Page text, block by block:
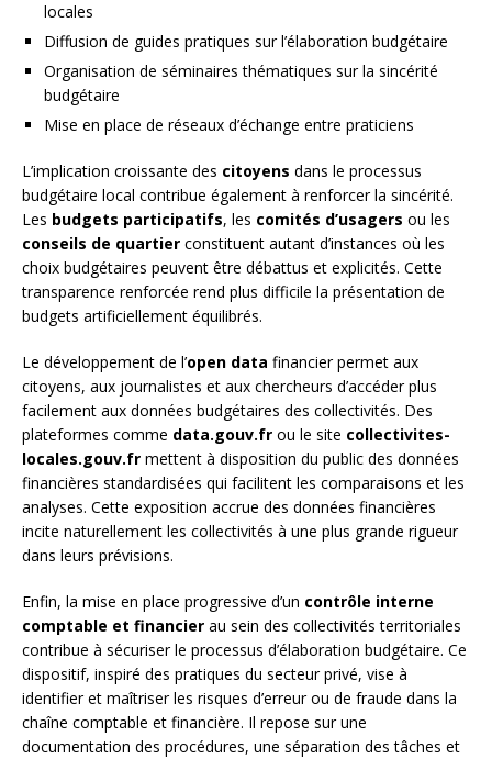
locales
Diffusion de guides pratiques sur l’élaboration budgétaire
Organisation de séminaires thématiques sur la sincérité
budgétaire
Mise en place de réseaux d’échange entre praticiens
L’implication croissante des citoyens dans le processus
budgétaire local contribue également à renforcer la sincérité.
Les budgets participatifs, les comités d’usagers ou les
conseils de quartier constituent autant d’instances où les
choix budgétaires peuvent être débattus et explicités. Cette
transparence renforcée rend plus difficile la présentation de
budgets artificiellement équilibrés.
Le développement de l’open data financier permet aux
citoyens, aux journalistes et aux chercheurs d’accéder plus
facilement aux données budgétaires des collectivités. Des
plateformes comme data.gouv.fr ou le site collectivites-
locales.gouv.fr mettent à disposition du public des données
financières standardisées qui facilitent les comparaisons et les
analyses. Cette exposition accrue des données financières
incite naturellement les collectivités à une plus grande rigueur
dans leurs prévisions.
Enfin, la mise en place progressive d’un contrôle interne
comptable et financier au sein des collectivités territoriales
contribue à sécuriser le processus d’élaboration budgétaire. Ce
dispositif, inspiré des pratiques du secteur privé, vise à
identifier et maîtriser les risques d’erreur ou de fraude dans la
chaîne comptable et financière. Il repose sur une
documentation des procédures, une séparation des tâches et